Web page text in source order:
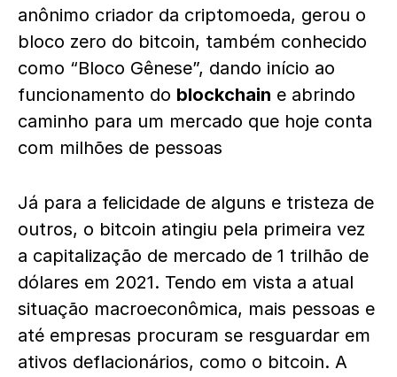
anônimo criador da criptomoeda, gerou o
bloco zero do bitcoin, também conhecido
como “Bloco Gênese”, dando início ao
funcionamento do blockchain e abrindo
caminho para um mercado que hoje conta
com milhões de pessoas
Já para a felicidade de alguns e tristeza de
outros, o bitcoin atingiu pela primeira vez
a capitalização de mercado de 1 trilhão de
dólares em 2021. Tendo em vista a atual
situação macroeconômica, mais pessoas e
até empresas procuram se resguardar em
ativos deflacionários, como o bitcoin. A